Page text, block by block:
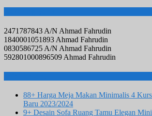
2471787843 A/N Ahmad Fahrudin
1840001051893 Ahmad Fahrudin
0830586725 A/N Ahmad Fahrudin
592801000896509 Ahmad Fahrudin
88+ Harga Meja Makan Minimalis 4
Baru 2023/2024
9+ Desain Sofa Ruang Tamu Elegan